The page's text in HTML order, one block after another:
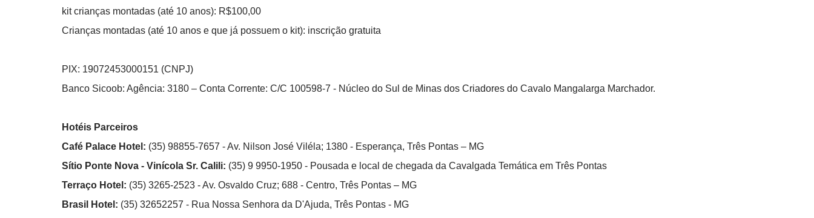
kit crianças montadas (até 10 anos): R$100,00
Crianças montadas (até 10 anos e que já possuem o kit): inscrição gratuita
PIX: 19072453000151 (CNPJ)
Banco Sicoob: Agência: 3180 – Conta Corrente: C/C 100598-7 - Núcleo do Sul de Minas dos Criadores do Cavalo Mangalarga Marchador.
Hotéis Parceiros
Café Palace Hotel: (35) 98855-7657 - Av. Nilson José Viléla; 1380 - Esperança, Três Pontas – MG
Sítio Ponte Nova - Vinícola Sr. Calili: (35) 9 9950-1950 - Pousada e local de chegada da Cavalgada Temática em Três Pontas
Terraço Hotel: (35) 3265-2523 - Av. Osvaldo Cruz; 688 - Centro, Três Pontas – MG
Brasil Hotel: (35) 32652257 - Rua Nossa Senhora da D'Ajuda, Três Pontas - MG